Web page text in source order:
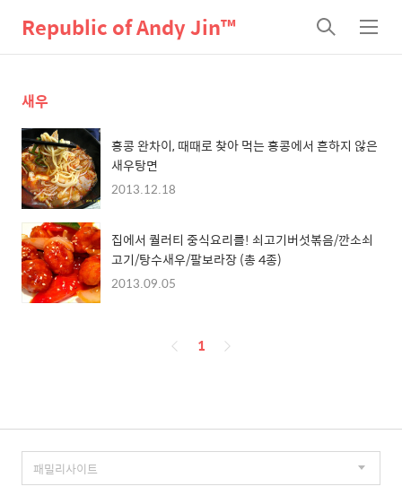
Republic of Andy Jin™
검
색
메
뉴
새우
홍콩 완차이, 때때로 찾아 먹는 홍콩에서 흔하지 않은
새우탕면
2013.12.18
집에서 퀄러티 중식요리를! 쇠고기버섯볶음/깐소쇠
고기/탕수새우/팔보라장 (총 4종)
2013.09.05
페
1